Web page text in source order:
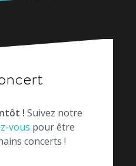
! Suivez notre
vous pour être
concerts !